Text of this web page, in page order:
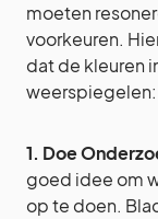
moeten
voorkeuren.
dat de kleuren
weerspiegelen:
1. Doe
goed idee om
op te doen.